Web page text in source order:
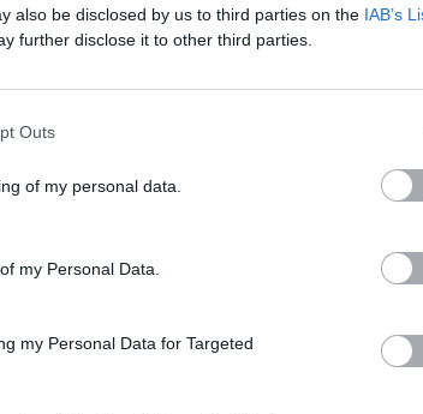
also be disclosed by us to third parties on the IAB’s
further disclose it to other third parties.
Outs
of my personal data.
my Personal Data.
my Personal Data for Targeted